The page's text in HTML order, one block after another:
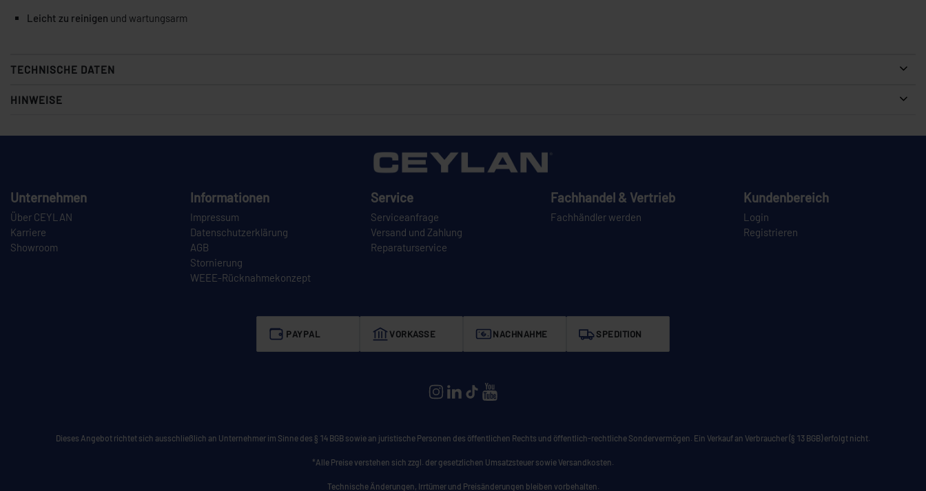
Leicht zu reinigen und wartungsarm
TECHNISCHE DATEN
HINWEISE
Unternehmen
Über CEYLAN
Karriere
Showroom
Informationen
Impressum
Datenschutzerklärung
AGB
Stornierung
WEEE-Rücknahmekonzept
Service
Serviceanfrage
Versand und Zahlung
Reparaturservice
Fachhandel & Vertrieb
Fachhändler werden
Kundenbereich
Login
Registrieren
PAYPAL VORKASSE NACHNAHME SPEDITION
CEYLAN auf Instagram
CEYLAN auf LinkedIn
CEYLAN auf TikTok
CEYLAN auf YouTube
Dieses Angebot richtet sich ausschließlich an Unternehmer im Sinne des § 14 BGB sowie an juristische Personen des öffentlichen Rechts und öffentlich-rechtliche Sondervermögen. Ein Verkauf an Verbraucher (§ 13 BGB) erfolgt nicht.
*Alle Preise verstehen sich zzgl. der gesetzlichen Umsatzsteuer sowie Versandkosten.
Technische Änderungen, Irrtümer und Preisänderungen bleiben vorbehalten.